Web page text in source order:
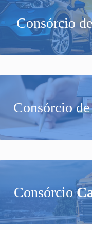
Consórcio
Consórcio
Consórcio